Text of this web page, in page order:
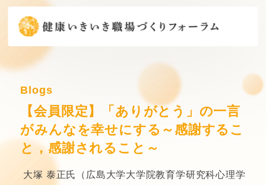
Blogs
【会員限定】「ありがとう」の一言
がみんなを幸せにする～感謝するこ
と，感謝されること～
大塚 泰正氏（広島大学大学院教育学研究科心理学